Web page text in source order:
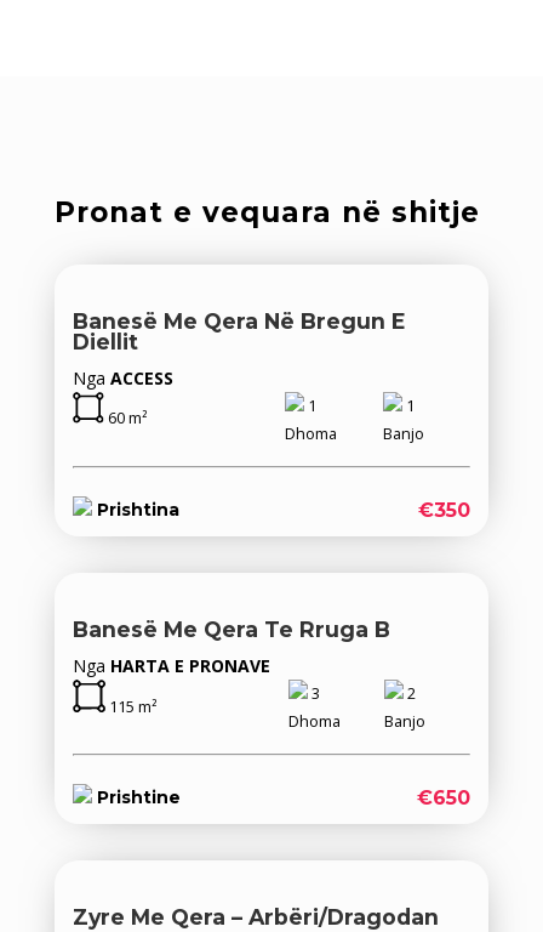
Pronat e vequara në shitje
Banesë Me Qera Në Bregun E
Diellit
Nga ACCESS
60 m²
1
Dhoma
1
Banjo
Prishtina €350
Banesë Me Qera Te Rruga B
Nga HARTA E PRONAVE
115 m²
3
Dhoma
2
Banjo
Prishtine €650
Zyre Me Qera – Arbëri/Dragodan